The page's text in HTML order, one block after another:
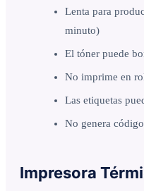
Lenta para
minuto)
El tóner puede
No imprime en
Las etiquetas
No genera
Impresora